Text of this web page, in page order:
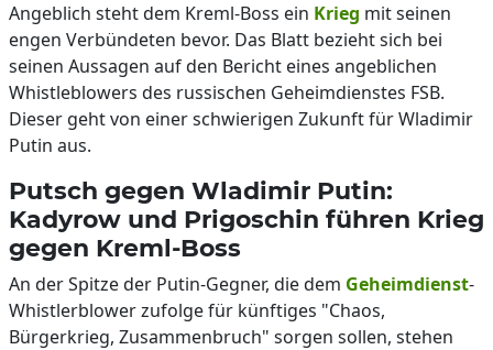
Angeblich steht dem Kreml-Boss ein Krieg mit seinen
engen Verbündeten bevor. Das Blatt bezieht sich bei
seinen Aussagen auf den Bericht eines angeblichen
Whistleblowers des russischen Geheimdienstes FSB.
Dieser geht von einer schwierigen Zukunft für Wladimir
Putin aus.
Putsch gegen Wladimir Putin:
Kadyrow und Prigoschin führen Krieg
gegen Kreml-Boss
An der Spitze der Putin-Gegner, die dem Geheimdienst-
Whistlerblower zufolge für künftiges "Chaos,
Bürgerkrieg, Zusammenbruch" sorgen sollen, stehen